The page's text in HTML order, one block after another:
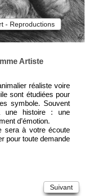
- Reproductions
Artiste
réaliste voire
sont étudiées pour
symbole. Souvent
une histoire : une
d’émotion.
sera à votre écoute
pour toute demande
Suivant